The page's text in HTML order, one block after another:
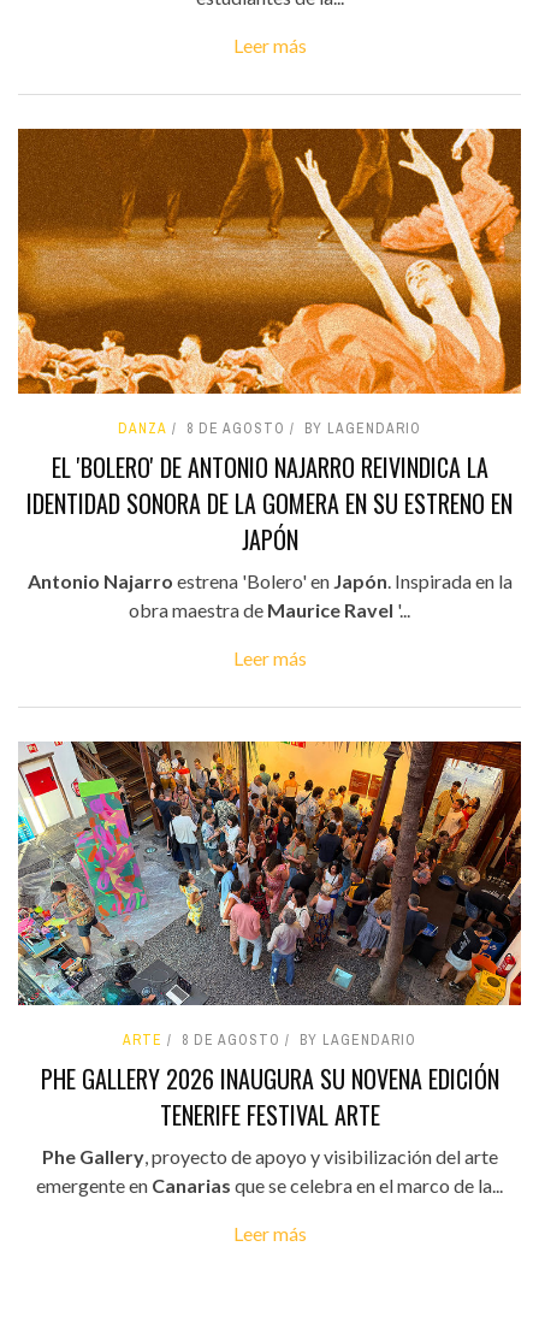
Leer más
DANZA 8 DE AGOSTO BY LAGENDARIO
EL 'BOLERO' DE ANTONIO NAJARRO REIVINDICA LA
IDENTIDAD SONORA DE LA GOMERA EN SU ESTRENO EN
JAPÓN
Antonio Najarro estrena 'Bolero' en Japón . Inspirada en la
obra maestra de Maurice Ravel '...
Leer más
ARTE 8 DE AGOSTO BY LAGENDARIO
PHE GALLERY 2026 INAUGURA SU NOVENA EDICIÓN
TENERIFE FESTIVAL ARTE
Phe Gallery, proyecto de apoyo y visibilización del arte
emergente en Canarias que se celebra en el marco de la...
Leer más